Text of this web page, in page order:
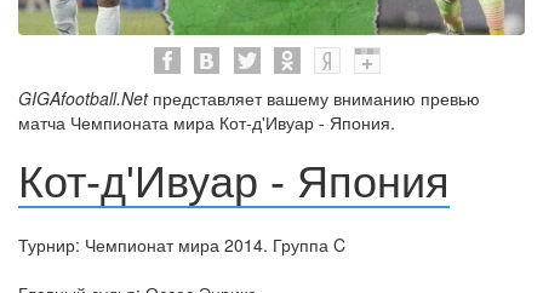
GIGAfootball.Net представляет вашему вниманию превью
матча Чемпионата мира Кот-д'Ивуар - Япония.
Кот-д'Ивуар - Япония
Турнир: Чемпионат мира 2014. Группа C